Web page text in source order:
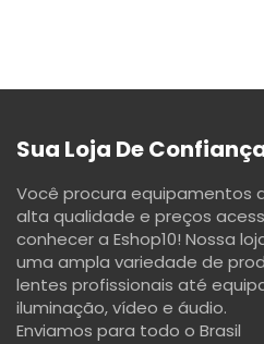
Sua Loja De
Você procura equipamentos
alta qualidade e preços
conhecer a Eshop10! Nossa
uma ampla variedade de
lentes profissionais até
iluminação, vídeo e áudio.
Enviamos para todo o Brasil